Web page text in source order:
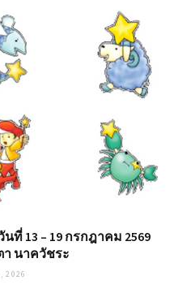
ที่ 13 – 19 กรกฎาคม 2569
นาควัชระ
2026